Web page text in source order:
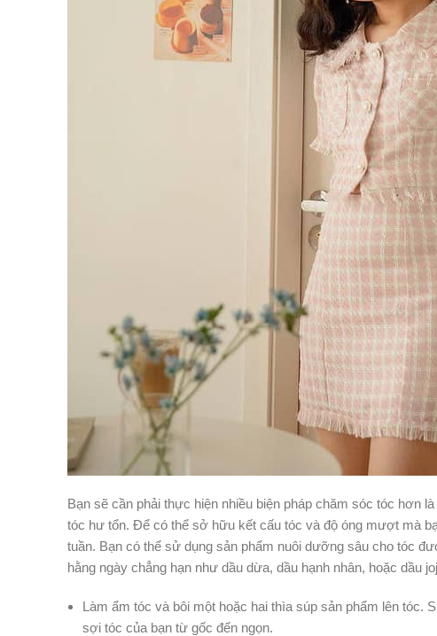
Bạn sẽ cần phải thực hiện nhiều biện pháp chăm sóc tóc hơn
tóc hư tổn. Để có thể sở hữu kết cấu tóc và độ óng mượt mà
tuần. Bạn có thể sử dụng sản phẩm nuôi dưỡng sâu cho tóc
hằng ngày chẳng hạn như dầu dừa, dầu hạnh nhân, hoặc dầu
Làm ẩm tóc và bôi một hoặc hai thìa súp sản phẩm lên
sợi tóc của bạn từ gốc đến ngọn.